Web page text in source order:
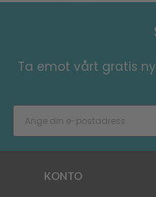
Ta emot vårt gratis
KONTO